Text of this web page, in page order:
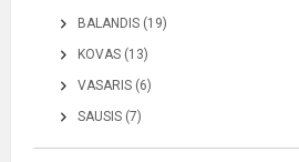
BALANDIS (19)
KOVAS (13)
VASARIS (6)
SAUSIS (7)